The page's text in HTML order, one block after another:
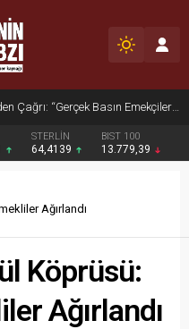
İşgaline Geçit Yok!
STERLİN
64,4139
BIST 100
13.779,39
Ağırlandı
Köprüsü:
Ağırlandı